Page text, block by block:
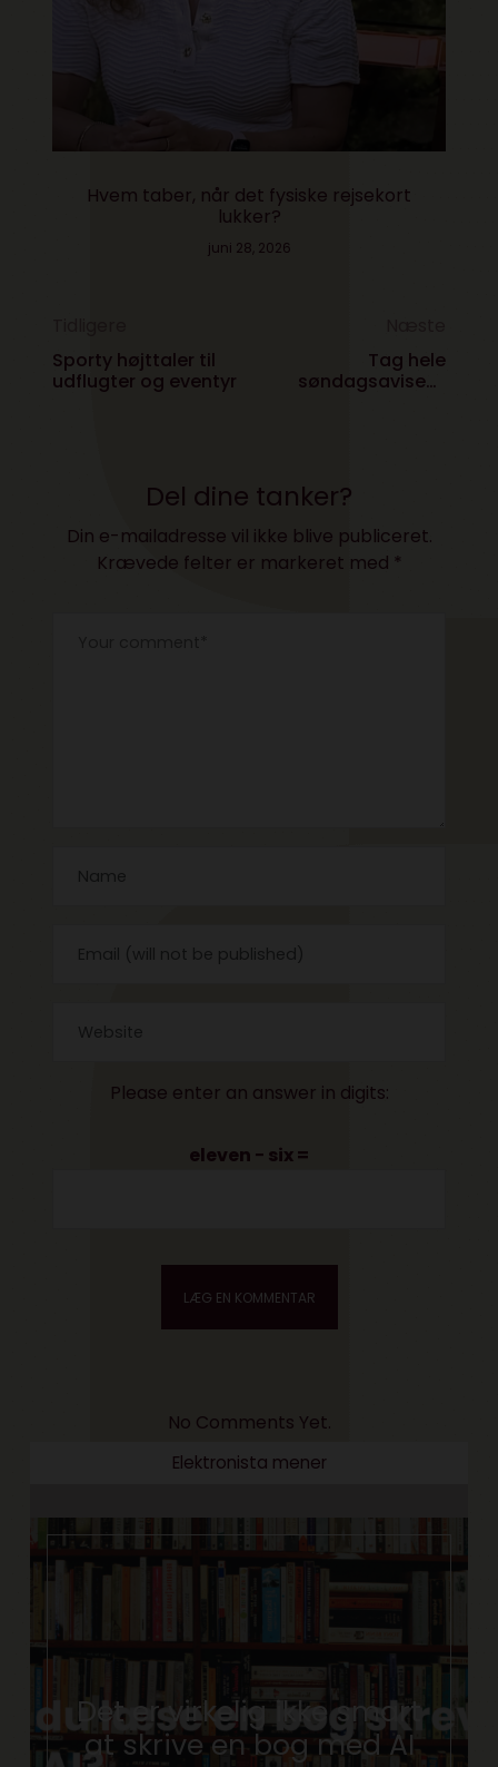
Hvem taber, når det fysiske rejsekort
lukker?
juni 28, 2026
Sporty højttaler til
udflugter og eventyr
Tag hele
søndagsavisen i
Del dine tanker?
Din e-mailadresse vil ikke blive publiceret.
Krævede felter er markeret med *
Please enter an answer in digits:
eleven − six =
No Comments Yet.
Elektronista mener
Det er virkelig ikke smart
at skrive en bog med AI